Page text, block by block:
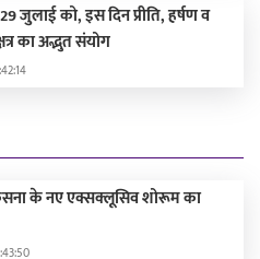
जुलाई को, इस दिन प्रीति, हर्षण व
का अद्भुत संयोग
के नए एक्सक्लूसिव शोरूम का